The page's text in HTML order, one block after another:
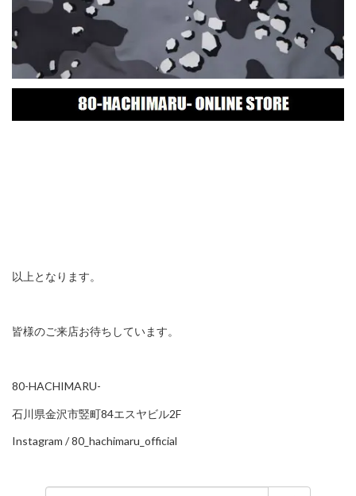
以上となります。
皆様のご来店お待ちしています。
80-HACHIMARU-
石川県金沢市竪町84エスヤビル2F
Instagram /80_hachimaru_official